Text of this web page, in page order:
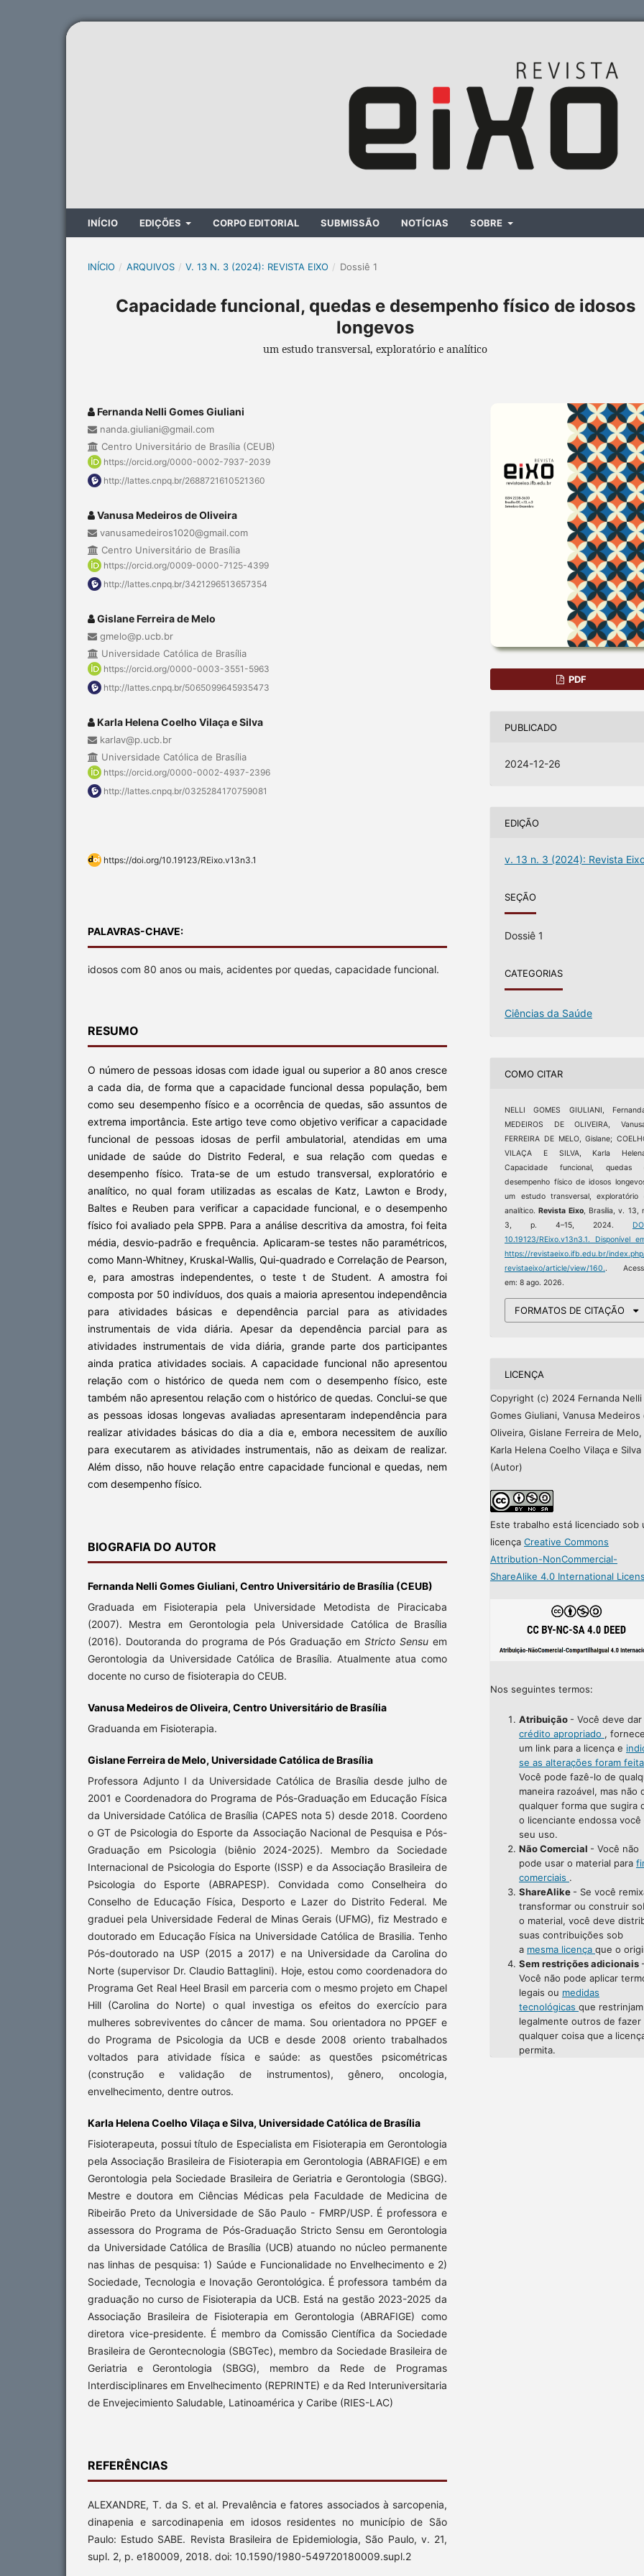
INÍCIO EDIÇÕES CORPO EDITORIAL SUBMISSÃO NOTÍCIAS SOBRE
INÍCIO / ARQUIVOS / V. 13 N. 3 (2024): REVISTA EIXO / Dossiê 1
Capacidade funcional, quedas e desempenho físico de idosos
longevos
um estudo transversal, exploratório e analítico
Fernanda Nelli Gomes Giuliani
nanda.giuliani@gmail.com
Centro Universitário de Brasília (CEUB)
https://orcid.org/0000-0002-7937-2039
http://lattes.cnpq.br/2688721610521360
Vanusa Medeiros de Oliveira
vanusamedeiros1020@gmail.com
Centro Universitário de Brasília
https://orcid.org/0009-0000-7125-4399
http://lattes.cnpq.br/3421296513657354
Gislane Ferreira de Melo
gmelo@p.ucb.br
Universidade Católica de Brasília
https://orcid.org/0000-0003-3551-5963
http://lattes.cnpq.br/5065099645935473
Karla Helena Coelho Vilaça e Silva
karlav@p.ucb.br
Universidade Católica de Brasília
https://orcid.org/0000-0002-4937-2396
http://lattes.cnpq.br/0325284170759081
https://doi.org/10.19123/REixo.v13n3.1
PALAVRAS-CHAVE:
idosos com 80 anos ou mais, acidentes por quedas, capacidade funcional.
RESUMO
O número de pessoas idosas com idade igual ou superior a 80 anos cresce
a cada dia, de forma que a capacidade funcional dessa população, bem
como seu desempenho físico e a ocorrência de quedas, são assuntos de
extrema importância. Este artigo teve como objetivo verificar a capacidade
funcional de pessoas idosas de perfil ambulatorial, atendidas em uma
unidade de saúde do Distrito Federal, e sua relação com quedas e
desempenho físico. Trata-se de um estudo transversal, exploratório e
analítico, no qual foram utilizadas as escalas de Katz, Lawton e Brody,
Baltes e Reuben para verificar a capacidade funcional, e o desempenho
físico foi avaliado pela SPPB. Para a análise descritiva da amostra, foi feita
média, desvio-padrão e frequência. Aplicaram-se testes não paramétricos,
como Mann-Whitney, Kruskal-Wallis, Qui-quadrado e Correlação de Pearson,
e, para amostras independentes, o teste t de Student. A amostra foi
composta por 50 indivíduos, dos quais a maioria apresentou independência
para atividades básicas e dependência parcial para as atividades
instrumentais de vida diária. Apesar da dependência parcial para as
atividades instrumentais de vida diária, grande parte dos participantes
ainda pratica atividades sociais. A capacidade funcional não apresentou
relação com o histórico de queda nem com o desempenho físico, este
também não apresentou relação com o histórico de quedas. Conclui-se que
as pessoas idosas longevas avaliadas apresentaram independência para
realizar atividades básicas do dia a dia e, embora necessitem de auxílio
para executarem as atividades instrumentais, não as deixam de realizar.
Além disso, não houve relação entre capacidade funcional e quedas, nem
com desempenho físico.
BIOGRAFIA DO AUTOR
Fernanda Nelli Gomes Giuliani, Centro Universitário de Brasília (CEUB)
Graduada em Fisioterapia pela Universidade Metodista de Piracicaba
(2007). Mestra em Gerontologia pela Universidade Católica de Brasília
(2016). Doutoranda do programa de Pós Graduação emStricto Sensu em
Gerontologia da Universidade Católica de Brasília. Atualmente atua como
docente no curso de fisioterapia do CEUB.
Vanusa Medeiros de Oliveira, Centro Universitário de Brasília
Graduanda em Fisioterapia.
Gislane Ferreira de Melo, Universidade Católica de Brasília
Professora Adjunto I da Universidade Católica de Brasília desde julho de
2001 e Coordenadora do Programa de Pós-Graduação em Educação Física
da Universidade Católica de Brasília (CAPES nota 5) desde 2018. Coordeno
o GT de Psicologia do Esporte da Associação Nacional de Pesquisa e Pós-
Graduação em Psicologia (biênio 2024-2025). Membro da Sociedade
Internacional de Psicologia do Esporte (ISSP) e da Associação Brasileira de
Psicologia do Esporte (ABRAPESP). Convidada como Conselheira do
Conselho de Educação Física, Desporto e Lazer do Distrito Federal. Me
graduei pela Universidade Federal de Minas Gerais (UFMG), fiz Mestrado e
doutorado em Educação Física na Universidade Católica de Brasilia. Tenho
Pós-doutorado na USP (2015 a 2017) e na Universidade da Carolina do
Norte (supervisor Dr. Claudio Battaglini). Hoje, estou como coordenadora do
Programa Get Real Heel Brasil em parceria com o mesmo projeto em Chapel
Hill (Carolina do Norte) o qual investiga os efeitos do exercício para
mulheres sobreviventes do câncer de mama. Sou orientadora no PPGEF e
do Programa de Psicologia da UCB e desde 2008 oriento trabalhados
voltados para atividade física e saúde: as questões psicométricas
(construção e validação de instrumentos), gênero, oncologia,
envelhecimento, dentre outros.
Karla Helena Coelho Vilaça e Silva, Universidade Católica de Brasília
Fisioterapeuta, possui título de Especialista em Fisioterapia em Gerontologia
pela Associação Brasileira de Fisioterapia em Gerontologia (ABRAFIGE) e em
Gerontologia pela Sociedade Brasileira de Geriatria e Gerontologia (SBGG).
Mestre e doutora em Ciências Médicas pela Faculdade de Medicina de
Ribeirão Preto da Universidade de São Paulo - FMRP/USP. É professora e
assessora do Programa de Pós-Graduação Stricto Sensu em Gerontologia
da Universidade Católica de Brasília (UCB) atuando no núcleo permanente
nas linhas de pesquisa: 1) Saúde e Funcionalidade no Envelhecimento e 2)
Sociedade, Tecnologia e Inovação Gerontológica. É professora também da
graduação no curso de Fisioterapia da UCB. Está na gestão 2023-2025 da
Associação Brasileira de Fisioterapia em Gerontologia (ABRAFIGE) como
diretora vice-presidente. É membro da Comissão Científica da Sociedade
Brasileira de Gerontecnologia (SBGTec), membro da Sociedade Brasileira de
Geriatria e Gerontologia (SBGG), membro da Rede de Programas
Interdisciplinares em Envelhecimento (REPRINTE) e da Red Interuniversitaria
de Envejecimiento Saludable, Latinoamérica y Caribe (RIES-LAC)
REFERÊNCIAS
ALEXANDRE, T. da S. et al. Prevalência e fatores associados à sarcopenia,
dinapenia e sarcodinapenia em idosos residentes no município de São
Paulo: Estudo SABE. Revista Brasileira de Epidemiologia, São Paulo, v. 21,
supl. 2, p. e180009, 2018. doi: 10.1590/1980-549720180009.supl.2
PDF
PUBLICADO
2024-12-26
EDIÇÃO
v. 13 n. 3 (2024): Revista
SEÇÃO
Dossiê 1
CATEGORIAS
Ciências da Saúde
COMO CITAR
NELLI GOMES GIULIANI,
MEDEIROS DE OLIVEIRA,
FERREIRA DE MELO, Gislane;
VILAÇA E SILVA, Karla
Capacidade funcional, quedas
desempenho físico de idosos
um estudo transversal, exploratório
analítico.Revista Eixo, Brasília, v. 13,
3, p. 4–15, 2024.
10.19123/REixo.v13n3.1. Disponível
https://revistaeixo.ifb.edu.br/
revistaeixo/article/view/160..
em: 8 ago. 2026.
FORMATOS DE CITAÇÃO
LICENÇA
Copyright (c) 2024 Fernanda Nelli
Gomes Giuliani, Vanusa Medeiros
Oliveira, Gislane Ferreira de Melo,
Karla Helena Coelho Vilaça e Silva
(Autor)
Este trabalho está licenciado sob
licença Creative Commons
Attribution-NonCommercial-
ShareAlike 4.0 International
Nos seguintes termos:
Atribuição - Você deve dar
crédito apropriado ,
um link para a licença e
se as alterações foram
Você pode fazê-lo de
maneira razoável, mas não
qualquer forma que sugira
o licenciante endossa você
seu uso.
Não Comercial - Você não
pode usar o material para
comerciais .
ShareAlike - Se você
transformar ou construir
o material, você deve
suas contribuições sob
a mesma licença que o
Sem restrições adicionais -
Você não pode aplicar
legais ou medidas
tecnológicas que restrinjam
legalmente outros de fazer
qualquer coisa que a
permita.